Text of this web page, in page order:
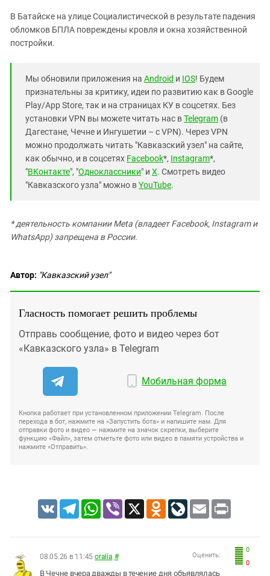
В Батайске на улице Социалистической в результате падения
обломков БПЛА повреждены кровля и окна хозяйственной
постройки.
Мы обновили приложения на Android и IOS! Будем
признательны за критику, идеи по развитию как в Google
Play/App Store, так и на страницах КУ в соцсетях. Без
установки VPN вы можете читать нас вTelegram (в
Дагестане, Чечне и Ингушетии – с VPN). Через VPN
можно продолжать читать "Кавказский узел" на сайте,
как обычно, и в соцсетях Facebook*, Instagram*,
"ВКонтакте", "Одноклассники" и X. Смотреть видео
"Кавказского узла" можно вYouTube.
* деятельность компании Meta (владеет Facebook, Instagram и
WhatsApp) запрещена в России.
Автор: "Кавказский узел"
Гласность помогает решить проблемы
Отправь сообщение, фото и видео через бот
«Кавказского узла» в Telegram
Мобильная форма
Кнопка работает при установленном приложении Telegram. После
перехода в бот, нажмите на «Запустить бота» и напишите нам. Для
отправки фото и видео — нажмите на значок скрепки, выберите
функцию «Файл», затем отметьте фото или видео в памяти устройства и
нажмите «Отправить».
VK TelegramWhatsApp
Viber X Odnoklassniki
LiveJournal
Email Print
0
0
Оценить:
08.05.26 в 11:45 oralia #
В Чечне вчера дважды в течение дня объявлялась